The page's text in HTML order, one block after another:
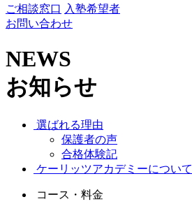
ご相談窓口 入塾希望者
お問い合わせ
NEWS
お知らせ
選ばれる理由
保護者の声
合格体験記
ケーリッツアカデミーについて
コース・料金